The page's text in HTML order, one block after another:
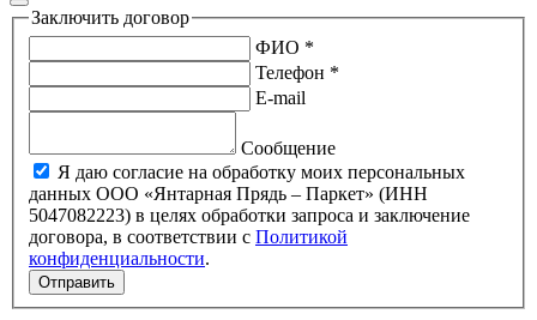
Заключить договор
ФИО *
Телефон *
E-mail
Сообщение
Я даю согласие на обработку моих персональных
данных ООО «Янтарная Прядь – Паркет» (ИНН
5047082223) в целях обработки запроса и заключение
договора, в соответствии с Политикой
конфиденциальности.
Отправить